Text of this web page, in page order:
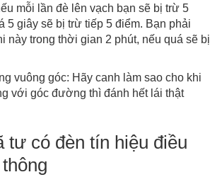
mỗi lần đè lên vạch bạn sẽ bị trừ 5
5 giây sẽ bị trừ tiếp 5 điểm. Bạn phải
này trong thời gian 2 phút, nếu quá sẽ bị
vuông góc: Hãy canh làm sao cho khi
với góc đường thì đánh hết lái thật
tư có đèn tín hiệu điều